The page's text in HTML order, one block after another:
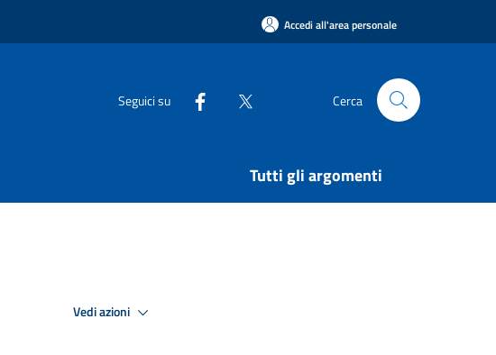
Accedi all'area personale
Seguici su Cerca
Tutti gli argomenti
Vedi azioni